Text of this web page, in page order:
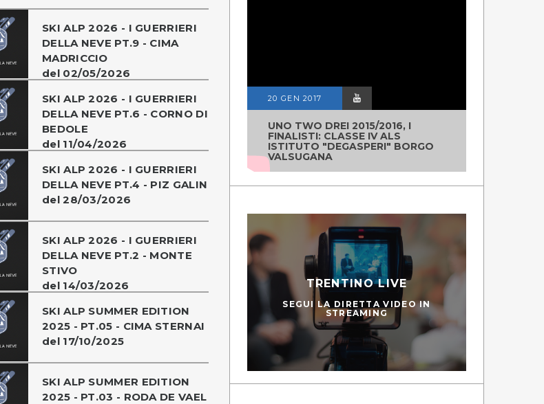
SKI ALP 2026 - I GUERRIERI
DELLA NEVE PT.9 - CIMA
MADRICCIO
del 02/05/2026
SKI ALP 2026 - I GUERRIERI
DELLA NEVE PT.6 - CORNO DI
BEDOLE
del 11/04/2026
SKI ALP 2026 - I GUERRIERI
DELLA NEVE PT.4 - PIZ GALIN
del 28/03/2026
SKI ALP 2026 - I GUERRIERI
DELLA NEVE PT.2 - MONTE
STIVO
del 14/03/2026
SKI ALP SUMMER EDITION
2025 - PT.05 - CIMA STERNAI
del 17/10/2025
SKI ALP SUMMER EDITION
2025 - PT.03 - RODA DE VAEL
20 GEN 2017
UNO TWO DREI 2015/2016, I
FINALISTI: CLASSE IV ALS
ISTITUTO "DEGASPERI" BORGO
VALSUGANA
TRENTINO LIVE
SEGUI LA DIRETTA VIDEO IN
STREAMING